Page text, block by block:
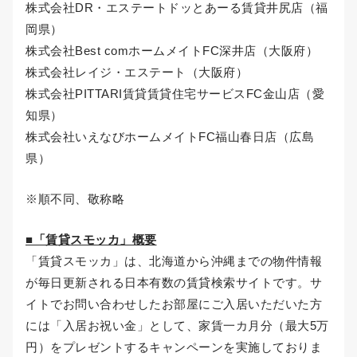
株式会社DR・エステートドッとあーる賃貸井尻店（福
岡県）
株式会社Best comホームメイトFC深井店（大阪府）
株式会社レイジ・エステート（大阪府）
株式会社PITTARI賃貸賃貸住宅サービスFC金山店（愛
知県）
株式会社いえなびホームメイトFC福山春日店（広島
県）
※順不同、敬称略
■「賃貸スモッカ」概要
「賃貸スモッカ」は、北海道から沖縄までの物件情報
が毎日更新される日本有数の賃貸検索サイトです。サ
イトでお問い合わせしたお部屋にご入居いただいた方
には「入居お祝い金」として、家賃一カ月分（最大5万
円）をプレゼントするキャンペーンを実施しておりま